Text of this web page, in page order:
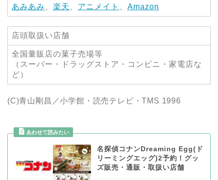
あみあみ 楽天 アニメイト Amazon
店頭取扱い店舗
全国量販店の菓子売場等
（スーパー・ドラッグストア・コンビニ・家電店な
ど）
(C)青山剛昌／小学館・読売テレビ・TMS 1996
名探偵コナンDreaming Egg(ド
リーミングエッグ)2予約！グッ
ズ販売・通販・取扱い店舗